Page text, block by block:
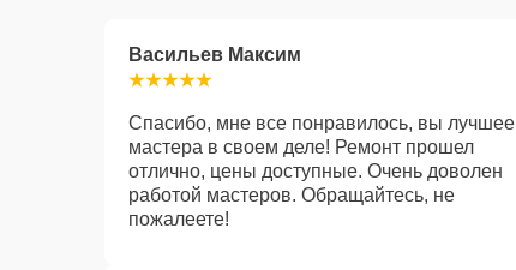
Васильев Максим
Спасибо, мне все понравилось, вы лучшее
мастера в своем деле! Ремонт прошел
отлично, цены доступные. Очень доволен
работой мастеров. Обращайтесь, не
пожалеете!